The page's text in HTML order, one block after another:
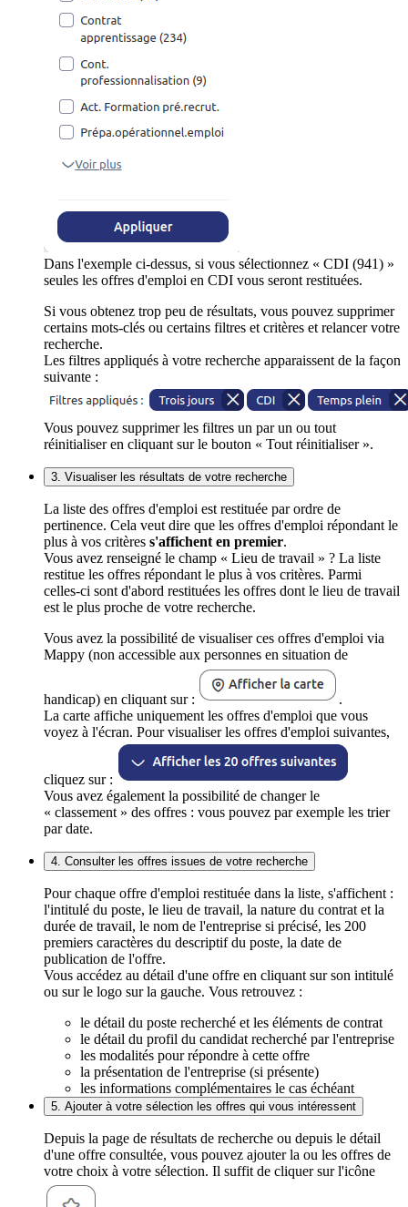
Dans l'exemple ci-dessus, si vous sélectionnez « CDI (941) »
seules les offres d'emploi en CDI vous seront restituées.
Si vous obtenez trop peu de résultats, vous pouvez supprimer
certains mots-clés ou certains filtres et critères et relancer votre
recherche.
Les filtres appliqués à votre recherche apparaissent de la façon
suivante :
Vous pouvez supprimer les filtres un par un ou tout
réinitialiser en cliquant sur le bouton « Tout réinitialiser ».
3. Visualiser les résultats de votre recherche
La liste des offres d'emploi est restituée par ordre de
pertinence. Cela veut dire que les offres d'emploi répondant le
plus à vos critères s'affichent en premier.
Vous avez renseigné le champ « Lieu de travail » ? La liste
restitue les offres répondant le plus à vos critères. Parmi
celles-ci sont d'abord restituées les offres dont le lieu de travail
est le plus proche de votre recherche.
Vous avez la possibilité de visualiser ces offres d'emploi via
Mappy (non accessible aux personnes en situation de
handicap) en cliquant sur :
.
La carte affiche uniquement les offres d'emploi que vous
voyez à l'écran. Pour visualiser les offres d'emploi suivantes,
cliquez sur :
Vous avez également la possibilité de changer le
« classement » des offres : vous pouvez par exemple les trier
par date.
4. Consulter les offres issues de votre recherche
Pour chaque offre d'emploi restituée dans la liste, s'affichent :
l'intitulé du poste, le lieu de travail, la nature du contrat et la
durée de travail, le nom de l'entreprise si précisé, les 200
premiers caractères du descriptif du poste, la date de
publication de l'offre.
Vous accédez au détail d'une offre en cliquant sur son intitulé
ou sur le logo sur la gauche. Vous retrouvez :
le détail du poste recherché et les éléments de contrat
le détail du profil du candidat recherché par l'entreprise
les modalités pour répondre à cette offre
la présentation de l'entreprise (si présente)
les informations complémentaires le cas échéant
5. Ajouter à votre sélection les offres qui vous intéressent
Depuis la page de résultats de recherche ou depuis le détail
d'une offre consultée, vous pouvez ajouter la ou les offres de
votre choix à votre sélection. Il suffit de cliquer sur l'icône